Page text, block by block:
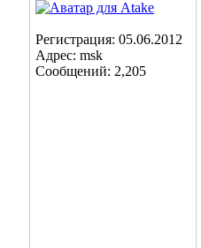
Регистрация: 05.06.2012
Адрес: msk
Сообщений: 2,205